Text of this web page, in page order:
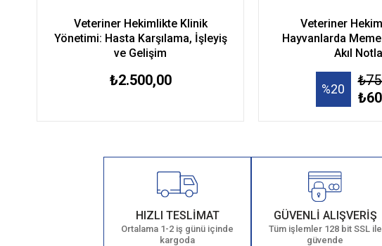
Veteriner Hekimlikte Klinik
Yönetimi: Hasta Karşılama, İşleyiş
ve Gelişim
₺2.500,00
Veteriner
Hayvanlarda Meme
Akıl
%20
HIZLI TESLİMAT
Ortalama 1-2 iş günü içinde
kargoda
GÜVENLİ ALIŞVERİŞ
Tüm işlemler 128 bit SSL ile
güvende